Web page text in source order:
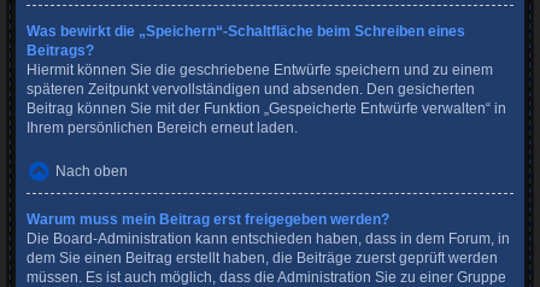
Was bewirkt die „Speichern“-Schaltfläche beim Schreiben eines
Beitrags?
Hiermit können Sie die geschriebene Entwürfe speichern und zu einem
späteren Zeitpunkt vervollständigen und absenden. Den gesicherten
Beitrag können Sie mit der Funktion „Gespeicherte Entwürfe verwalten“ in
Ihrem persönlichen Bereich erneut laden.
Nach oben
Warum muss mein Beitrag erst freigegeben werden?
Die Board-Administration kann entschieden haben, dass in dem Forum, in
dem Sie einen Beitrag erstellt haben, die Beiträge zuerst geprüft werden
müssen. Es ist auch möglich, dass die Administration Sie zu einer Gruppe